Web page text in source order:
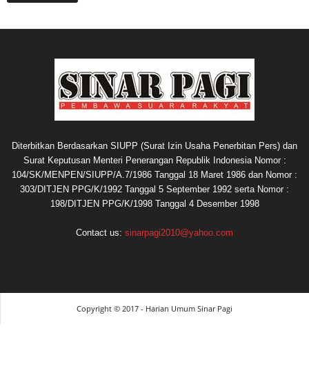
Diterbitkan Berdasarkan SIUPP (Surat Izin Usaha Penerbitan Pers) dan
Surat Keputusan Menteri Penerangan Republik Indonesia Nomor :
104/SK/MENPEN/SIUPP/A.7/1986 Tanggal 18 Maret 1986 dan Nomor :
303/DITJEN PPG/K/1992 Tanggal 5 September 1992 serta Nomor :
198/DITJEN PPG/K/1998 Tanggal 4 Desember 1998
Contact us: sinarpagi2010@yahoo.com
Copyright © 2017 - Harian Umum Sinar Pagi